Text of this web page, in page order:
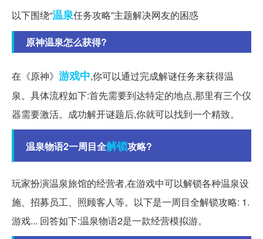
以下围绕“温泉任务攻略”主题解决网友的困惑
原神温泉怎么获得?
在《原神》 游戏中,你可以通过完成解谜任务来获得温
泉。具体流程如下:首先需要到达特定的地点,那里有三个仪
器需要激活。成功解开谜题后,你就可以找到一个精致。
温泉物语2一周目全解锁攻略?
玩家扮演温泉旅馆的经营者,在游戏中可以解锁各种温泉设
施、招募员工、照顾客人等。以下是一周目全解锁攻略: 1.
游戏... 回答如下:温泉物语2是一款经营模拟游。